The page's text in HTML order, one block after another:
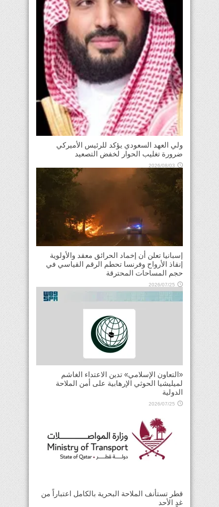
ولي العهد السعودي يؤكد للرئيس الأميركي
ضرورة تغليب الحوار لخفض التصعيد
2026/08/03
إسبانيا تعلن أن إخماد الحرائق معقد والأولوية
إنقاذ الأرواح وفرنسا تحطم الرقم القياسي في
حجم المساحات المحترقة
2026/07/25
«التعاون الإسلامي» تدين الاعتداء الغاشم
لميليشيا الحوثي الإرهابية على أمن الملاحة
الدولية
2026/07/25
قطر تستأنف الملاحة البحرية بالكامل اعتباراً من
غدٍ الأحد